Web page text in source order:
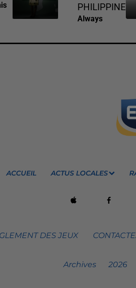
PHILIPPINE
Always
ACCUEIL ACTUS LOCALES
DES JEUX
Archives 2026